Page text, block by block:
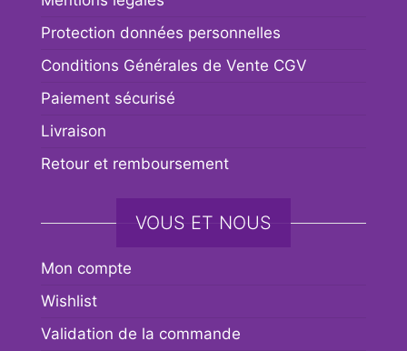
Protection données personnelles
Conditions Générales de Vente CGV
Paiement sécurisé
Livraison
Retour et remboursement
VOUS ET NOUS
Mon compte
Wishlist
Validation de la commande